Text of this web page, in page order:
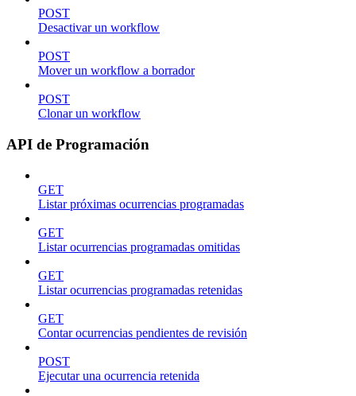
POST
Desactivar un workflow
POST
Mover un workflow a borrador
POST
Clonar un workflow
API de Programación
GET
Listar próximas ocurrencias programadas
GET
Listar ocurrencias programadas omitidas
GET
Listar ocurrencias programadas retenidas
GET
Contar ocurrencias pendientes de revisión
POST
Ejecutar una ocurrencia retenida